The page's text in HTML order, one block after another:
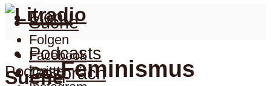
Folgen
Facebook
Twitter
Menu
Suche
Suche
Podcasts
Gespräch
PodcastFeminismus